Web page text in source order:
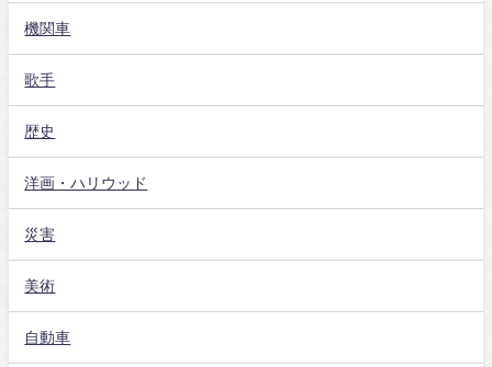
機関車
歌手
歴史
洋画・ハリウッド
災害
美術
自動車